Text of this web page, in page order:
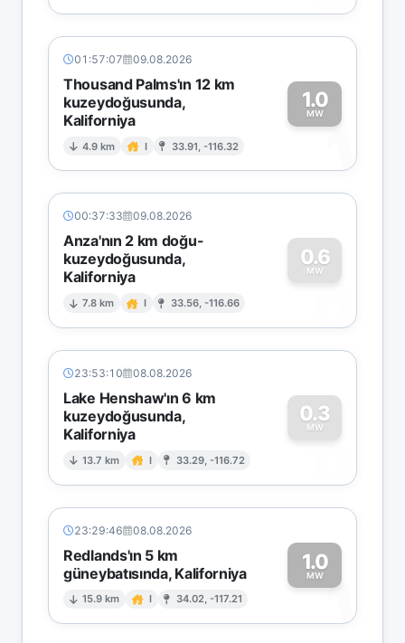
01:57:07 09.08.2026
Thousand Palms'ın 12 km
kuzeydoğusunda,
Kaliforniya
4.9 km I 33.91, -116.32
1.0
MW
1
00:37:33 09.08.2026
Anza'nın 2 km doğu-
kuzeydoğusunda,
Kaliforniya
7.8 km I 33.56, -116.66
0.6
MW
0
23:53:10 08.08.2026
Lake Henshaw'ın 6 km
kuzeydoğusunda,
Kaliforniya
13.7 km I 33.29, -116.72
0.3
MW
0
23:29:46 08.08.2026
Redlands'ın 5 km
güneybatısında, Kaliforniya
15.9 km I 34.02, -117.21
1.0
MW1